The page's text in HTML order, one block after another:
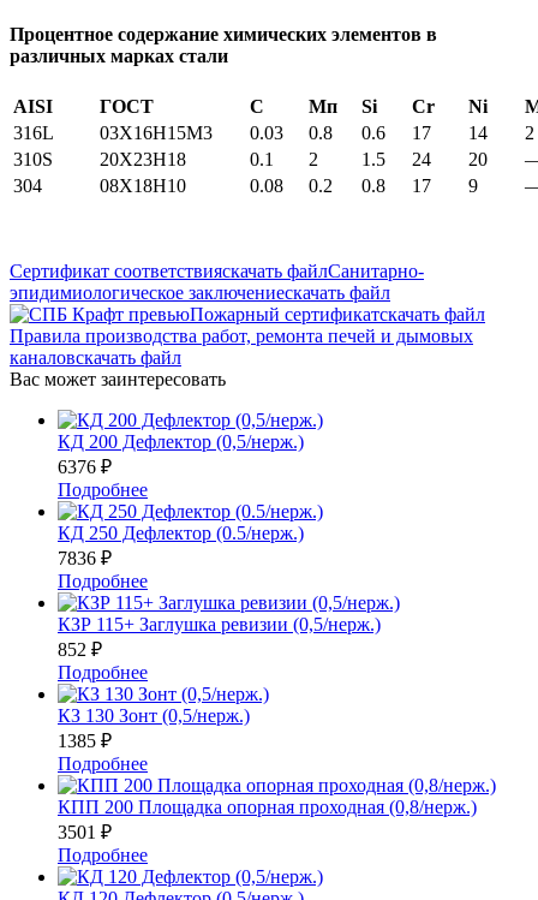
Процентное содержание химических элементов в
различных марках стали
AISI ГОСТ С Мп Si Cr Ni
316L
03X16H15M3 0.03 0.8 0.6 17 14
2
310S
20Х23Н18 0.1 2 1.5 24 20
304
08Х18Н10 0.08 0.2 0.8 17 9
Сертификат соответствияскачать файлСанитарно-
эпидимиологическое заключениескачать файл
Пожарный сертификатскачать файл
Правила производства работ, ремонта печей и дымовых
каналовскачать файл
Вас может заинтересовать
КД 200 Дефлектор (0,5/нерж.)
6376 ₽
Подробнее
КД 250 Дефлектор (0.5/нерж.)
7836 ₽
Подробнее
КЗР 115+ Заглушка ревизии (0,5/нерж.)
852 ₽
Подробнее
КЗ 130 Зонт (0,5/нерж.)
1385 ₽
Подробнее
КПП 200 Площадка опорная проходная (0,8/нерж.)
3501 ₽
Подробнее